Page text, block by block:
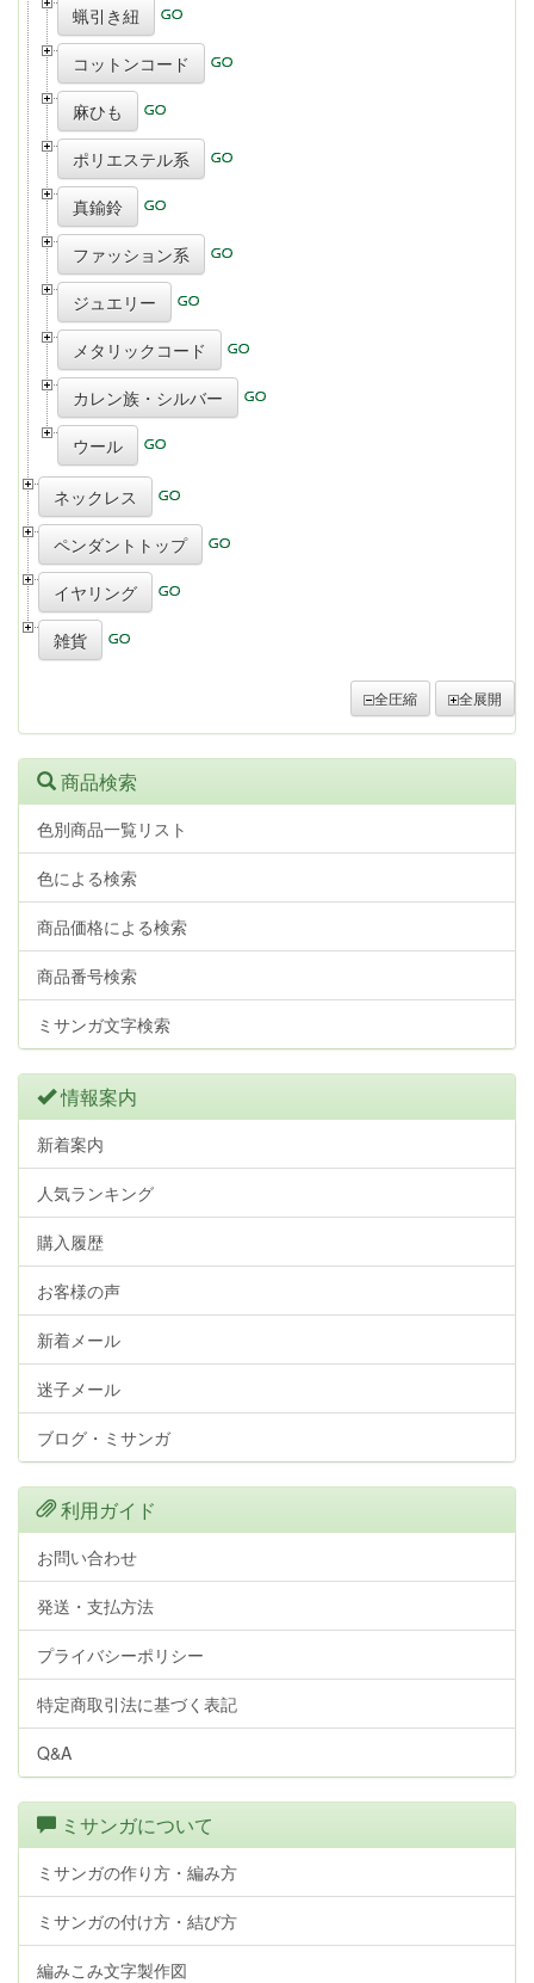
蝋引き紐
コットンコード
麻ひも
ポリエステル系
真鍮鈴
ファッション系
ジュエリー
メタリックコード
カレン族・シルバー
ウール
ネックレス
ペンダントトップ
イヤリング
雑貨
全圧縮 全展開
商品検索
色別商品一覧リスト
色による検索
商品価格による検索
商品番号検索
ミサンガ文字検索
情報案内
新着案内
人気ランキング
購入履歴
お客様の声
新着メール
迷子メール
ブログ・ミサンガ
利用ガイド
お問い合わせ
発送・支払方法
プライバシーポリシー
特定商取引法に基づく表記
Q&A
ミサンガについて
ミサンガの作り方・編み方
ミサンガの付け方・結び方
編みこみ文字製作図